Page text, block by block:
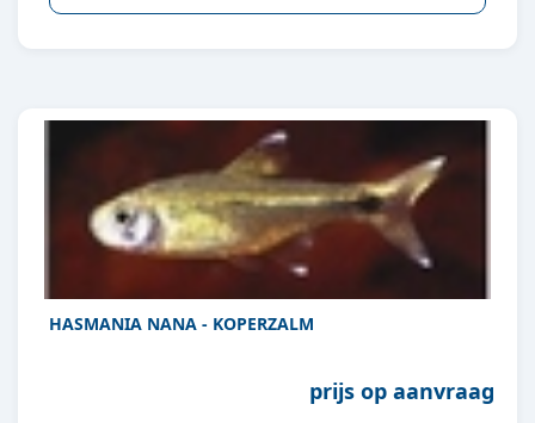
HASMANIA NANA - KOPERZALM
prijs op aanvraag